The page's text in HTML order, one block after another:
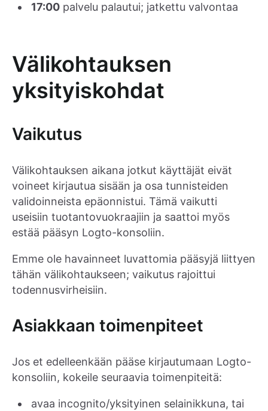
17:00 palvelu palautui; jatkettu valvontaa
Välikohtauksen
yksityiskohdat
Vaikutus
Välikohtauksen aikana jotkut käyttäjät eivät
voineet kirjautua sisään ja osa tunnisteiden
validoinneista epäonnistui. Tämä vaikutti
useisiin tuotantovuokraajiin ja saattoi myös
estää pääsyn Logto-konsoliin.
Emme ole havainneet luvattomia pääsyjä liittyen
tähän välikohtaukseen; vaikutus rajoittui
todennusvirheisiin.
Asiakkaan toimenpiteet
Jos et edelleenkään pääse kirjautumaan Logto-
konsoliin, kokeile seuraavia toimenpiteitä:
avaa incognito/yksityinen selainikkuna, tai